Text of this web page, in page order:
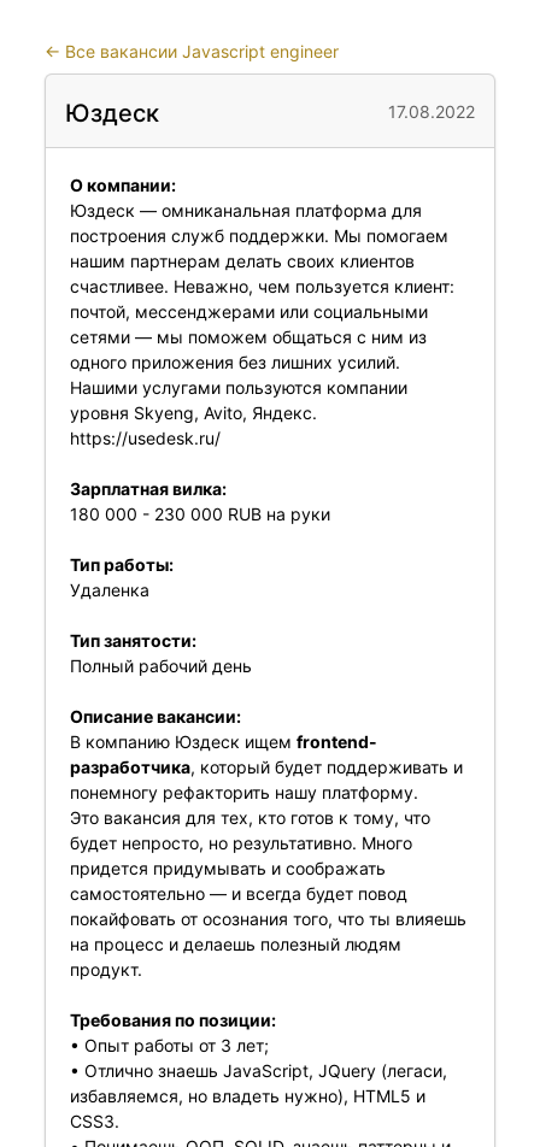
← Все вакансии Javascript engineer
Юздеск 17.08.2022
О компании:
Юздеск — омниканальная платформа для
построения служб поддержки. Мы помогаем
нашим партнерам делать своих клиентов
счастливее. Неважно, чем пользуется клиент:
почтой, мессенджерами или социальными
сетями — мы поможем общаться с ним из
одного приложения без лишних усилий.
Нашими услугами пользуются компании
уровня Skyeng, Avito, Яндекс.
https://usedesk.ru/
Зарплатная вилка:
180 000 - 230 000 RUB на руки
Тип работы:
Удаленка
Тип занятости:
Полный рабочий день
Описание вакансии:
В компанию Юздеск ищем frontend-
разработчика, который будет поддерживать и
понемногу рефакторить нашу платформу.
Это вакансия для тех, кто готов к тому, что
будет непросто, но результативно. Много
придется придумывать и соображать
самостоятельно — и всегда будет повод
покайфовать от осознания того, что ты влияешь
на процесс и делаешь полезный людям
продукт.
Требования по позиции:
• Опыт работы от 3 лет;
• Отлично знаешь JavaScript, JQuery (легаси,
избавляемся, но владеть нужно), HTML5 и
CSS3.